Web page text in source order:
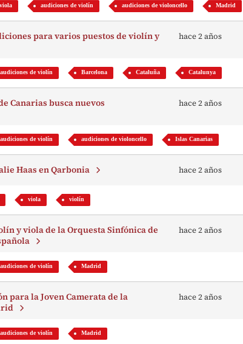
audiciones de violín audiciones de violoncello Madrid
para varios puestos de violín y
hace 2 años
audiciones de violín Barcelona Cataluña Catalunya
Canarias busca nuevos
hace 2 años
audiciones de violín audiciones de violoncello Islas Canarias
Haas en Qarbonia hace 2 años
viola violín
y viola de la Orquesta Sinfónica de
hace 2 años
audiciones de violín Madrid
para la Joven Camerata de la
hace 2 años
audiciones de violín Madrid